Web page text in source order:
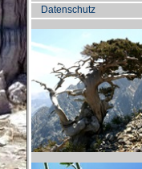
Datenschutz